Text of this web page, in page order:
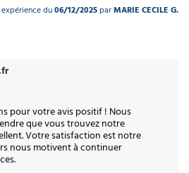
du06/12/2025parMARIE CECILE G.
pour votre avis positif ! Nous
que vous trouvez notre
Votre satisfaction est notre
nous motivent à continuer